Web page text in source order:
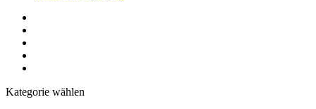
Kategorie wählen